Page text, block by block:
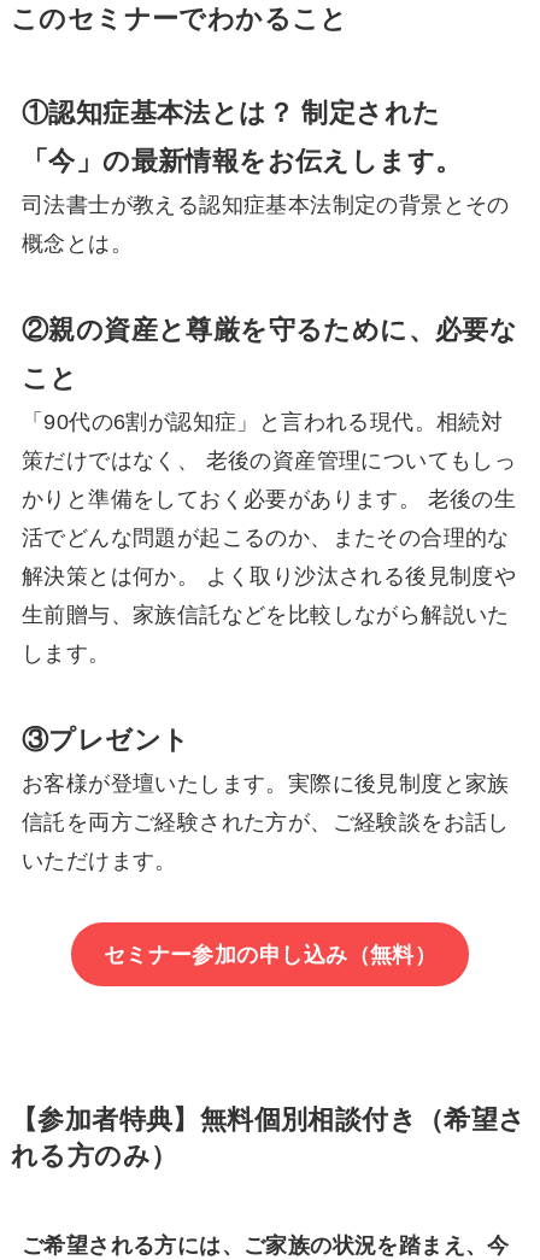
このセミナーでわかること
①認知症基本法とは？ 制定された
「今」の最新情報をお伝えします。
司法書士が教える認知症基本法制定の背景とその
概念とは。
②親の資産と尊厳を守るために、必要な
こと
「90代の6割が認知症」と言われる現代。相続対
策だけではなく、 老後の資産管理についてもしっ
かりと準備をしておく必要があります。 老後の生
活でどんな問題が起こるのか、またその合理的な
解決策とは何か。 よく取り沙汰される後見制度や
生前贈与、家族信託などを比較しながら解説いた
します。
③プレゼント
お客様が登壇いたします。実際に後見制度と家族
信託を両方ご経験された方が、ご経験談をお話し
いただけます。
セミナー参加の申し込み（無料）
【参加者特典】無料個別相談付き（希望さ
れる方のみ）
ご希望される方には、ご家族の状況を踏まえ、今